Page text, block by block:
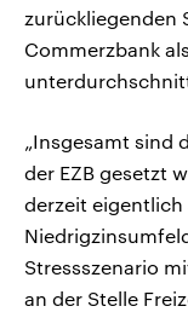
zurückliegenden
Commerzbank
„Insgesamt sind
der EZB gesetzt
derzeit
Stressszenario
an der Stelle